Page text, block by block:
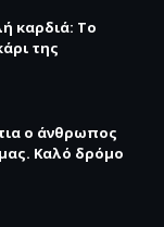
καρδιά: Το
της
ο άνθρωπος
Καλό δρόμο